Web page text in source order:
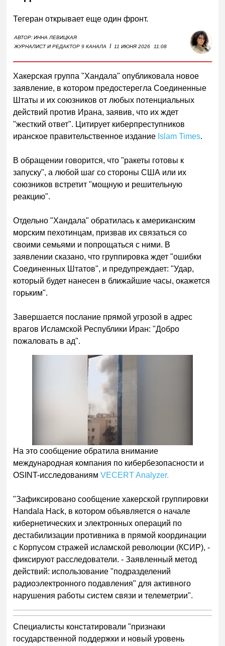
Тегеран открывает еще один фронт.
АВТОР:ИННА ЛЕВИЦКАЯ
ЖУРНАЛИСТ И РЕДАКТОР 9 КАНАЛА
I 11 ИЮНЯ 2026 11:08
Хакерская группа "Хандала" опубликовала новое
заявление, в котором предостерегла Соединенные
Штаты и их союзников от любых потенциальных
действий против Ирана, заявив, что их ждет
"жесткий ответ". Цитирует киберпреступников
иранское правительственное издание Islam Times.
В обращении говорится, что "ракеты готовы к
запуску", а любой шаг со стороны США или их
союзников встретит "мощную и решительную
реакцию".
Отдельно "Хандала" обратилась к американским
морским пехотинцам, призвав их связаться со
своими семьями и попрощаться с ними. В
заявлении сказано, что группировка ждет "ошибки
Соединенных Штатов", и предупреждает: "Удар,
который будет нанесен в ближайшие часы, окажется
горьким".
Завершается послание прямой угрозой в адрес
врагов Исламской Республики Иран: "Добро
пожаловать в ад".
На это сообщение обратила внимание
международная компания по кибербезопасности и
OSINT-исследованиямVECERT Analyzer.
"Зафиксировано сообщение хакерской группировки
Handala Hack, в котором объявляется о начале
кибернетических и электронных операций по
дестабилизации противника в прямой координации
с Корпусом стражей исламской революции (КСИР), -
фиксируют расследователи. -Заявленный метод
действий: использование "подразделений
радиоэлектронного подавления" для активного
нарушения работы систем связи и телеметрии".
Специалисты констатировали "признаки
государственной поддержки и новый уровень